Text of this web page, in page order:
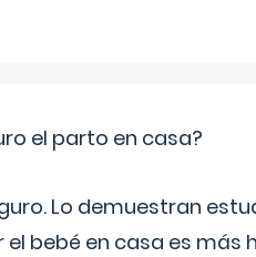
el parto en casa?
Lo demuestran
el bebé en casa es más